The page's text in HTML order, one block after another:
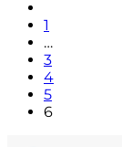
1
…
3
4
5
6